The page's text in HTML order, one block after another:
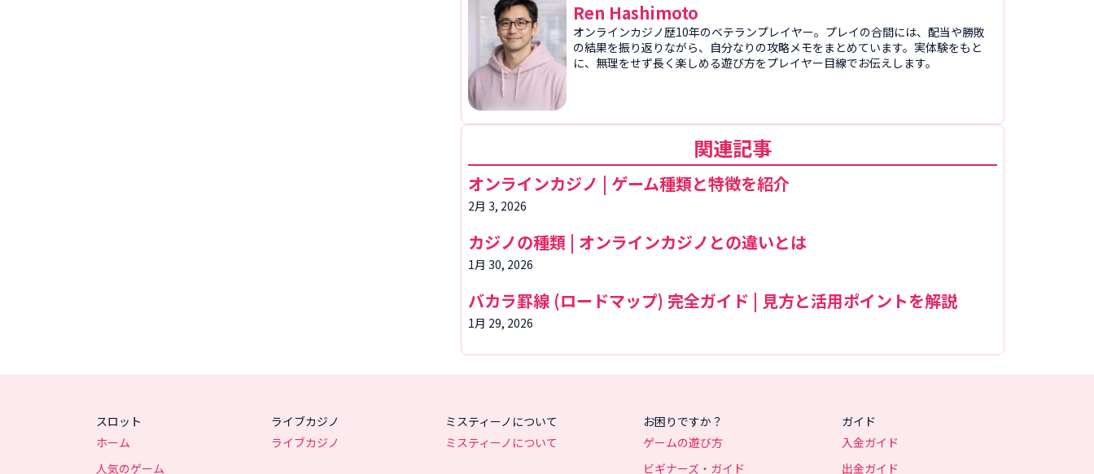
Ren Hashimoto
オンラインカジノ歴10年のベテランプレイヤー。プレイの合間には、配当や勝敗
の結果を振り返りながら、自分なりの攻略メモをまとめています。実体験をもと
に、無理をせず長く楽しめる遊び方をプレイヤー目線でお伝えします。
関連記事
オンラインカジノ | ゲーム種類と特徴を紹介
2月 3, 2026
カジノの種類 | オンラインカジノとの違いとは
1月 30, 2026
バカラ罫線 (ロードマップ) 完全ガイド | 見方と活用ポイントを解説
1月 29, 2026
スロット
ホーム
人気のゲーム
ライブカジノ
ライブカジノ
ミスティーノについて
ミスティーノについて
お困りですか？
ゲームの遊び方
ビギナーズ・ガイド
ガイド
入金ガイド
出金ガイド